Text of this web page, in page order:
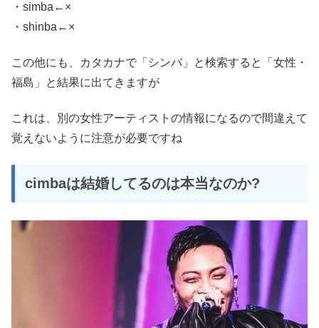
・simba←×
・shinba←×
この他にも、カタカナで「シンバ」と検索すると「女性・
福島」と結果に出てきますが
これは、別の女性アーティストの情報になるので間違えて
覚えないように注意が必要ですね
cimbaは結婚してるのは本当なのか?